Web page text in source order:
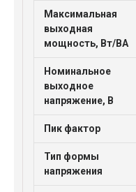
Максимальная
выходная
мощность, Вт/ВА
Номинальное
выходное
напряжение, В
Пик фактор
Тип формы
напряжения